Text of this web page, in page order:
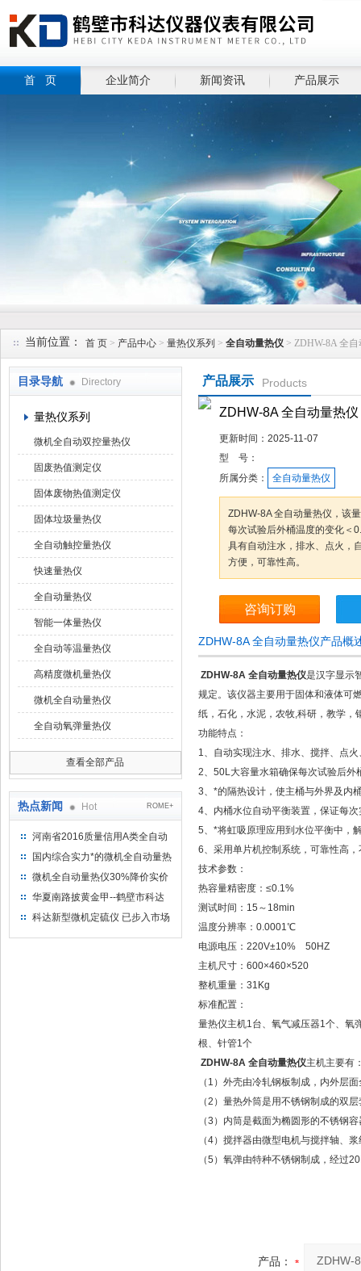
首 页 企业简介 新闻资讯 产品展示
当前位置： 首 页 > 产品中心 > 量热仪系列 > 全自动量热仪 > ZDHW-8A 全
目录导航 Directory
量热仪系列
微机全自动双控量热仪
固废热值测定仪
固体废物热值测定仪
固体垃圾量热仪
全自动触控量热仪
快速量热仪
全自动量热仪
智能一体量热仪
全自动等温量热仪
高精度微机量热仪
微机全自动量热仪
全自动氧弹量热仪
查看全部产品
热点新闻 Hot ROME+
河南省2016质量信用A类全自动
量热仪
国内综合实力*的微机全自动量热
仪制造企业
微机全自动量热仪30%降价实价
出售
华夏南路披黄金甲--鹤壁市科达
仪器仪表有限公司
科达新型微机定硫仪 已步入市场
产品展示 Products
ZDHW-8A 全自动量热仪
更新时间： 2025-11-07
型 号：
所属分类：
全自动量热仪
ZDHW-8A 全自动量热仪，该
每次试验后外桶温度的变化＜
具有自动注水，排水、点火，
方便，可靠性高。
咨询订购
ZDHW-8A 全自动量热仪产品概
ZDHW-8A 全自动量热仪是汉字显示
规定。该仪器主要用于固体和液体可
纸，石化，水泥，农牧,科研，教学，
功能特点：
1、自动实现注水、排水、搅拌、点
2、50L大容量水箱确保每次试验后
3、*的隔热设计，使主桶与外界及内
4、内桶水位自动平衡装置，保证每
5、*将虹吸原理应用到水位平衡中，
6、采用单片机控制系统，可靠性高
技术参数：
热容量精密度：≤0.1%
测试时间：15～18min
温度分辨率：0.0001℃
电源电压：220V±10% 50HZ
主机尺寸：600×460×520
整机重量：31Kg
标准配置：
量热仪主机1台、氧气减压器1个、氧
根、针管1个
ZDHW-8A 全自动量热仪主机主要有
（1）外壳由冷轧钢板制成，内外层
（2）量热外筒是用不锈钢制成的双
（3）内筒是截面为椭圆形的不锈钢
（4）搅拌器由微型电机与搅拌轴、
（5）氧弹由特种不锈钢制成，经过
产品：